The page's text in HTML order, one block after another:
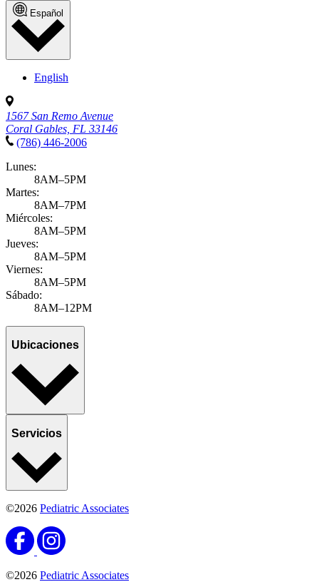
Español
English
1567 San Remo Avenue
Coral Gables, FL 33146
(786) 446-2006
Lunes:
8AM–5PM
Martes:
8AM–7PM
Miércoles:
8AM–5PM
Jueves:
8AM–5PM
Viernes:
8AM–5PM
Sábado:
8AM–12PM
Ubicaciones
Servicios
©2026 Pediatric Associates
©2026 Pediatric Associates